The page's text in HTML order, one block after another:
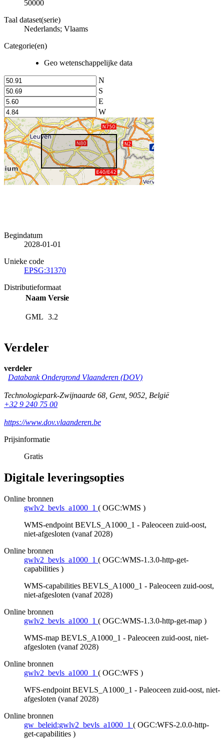
50000
Taal dataset(serie)
Nederlands; Vlaams
Categorie(en)
Geo wetenschappelijke data
N
S
E
W
Begindatum
2028-01-01
Unieke code
EPSG:31370
Distributieformaat
Naam Versie
GML 3.2
Verdeler
verdeler
Databank Ondergrond Vlaanderen (DOV)
Technologiepark-Zwijnaarde 68, Gent, 9052, België
+32 9 240 75 00
https://www.dov.vlaanderen.be
Prijsinformatie
Gratis
Digitale leveringsopties
Online bronnen
gwlv2_bevls_a1000_1 ( OGC:WMS )
WMS-endpoint BEVLS_A1000_1 - Paleoceen zuid-oost,
niet-afgesloten (vanaf 2028)
Online bronnen
gwlv2_bevls_a1000_1 ( OGC:WMS-1.3.0-http-get-
capabilities )
WMS-capabilities BEVLS_A1000_1 - Paleoceen zuid-oost,
niet-afgesloten (vanaf 2028)
Online bronnen
gwlv2_bevls_a1000_1 ( OGC:WMS-1.3.0-http-get-map )
WMS-map BEVLS_A1000_1 - Paleoceen zuid-oost, niet-
afgesloten (vanaf 2028)
Online bronnen
gwlv2_bevls_a1000_1 ( OGC:WFS )
WFS-endpoint BEVLS_A1000_1 - Paleoceen zuid-oost, niet-
afgesloten (vanaf 2028)
Online bronnen
gw_beleid:gwlv2_bevls_a1000_1 ( OGC:WFS-2.0.0-http-
get-capabilities )